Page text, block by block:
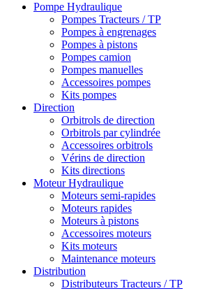
Pompe Hydraulique
Pompes Tracteurs / TP
Pompes à engrenages
Pompes à pistons
Pompes camion
Pompes manuelles
Accessoires pompes
Kits pompes
Direction
Orbitrols de direction
Orbitrols par cylindrée
Accessoires orbitrols
Vérins de direction
Kits directions
Moteur Hydraulique
Moteurs semi-rapides
Moteurs rapides
Moteurs à pistons
Accessoires moteurs
Kits moteurs
Maintenance moteurs
Distribution
Distributeurs Tracteurs / TP